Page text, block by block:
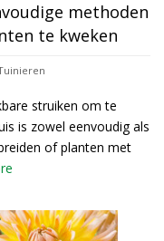
methoden
te kweken
struiken om te
is zowel eenvoudig als
of planten met